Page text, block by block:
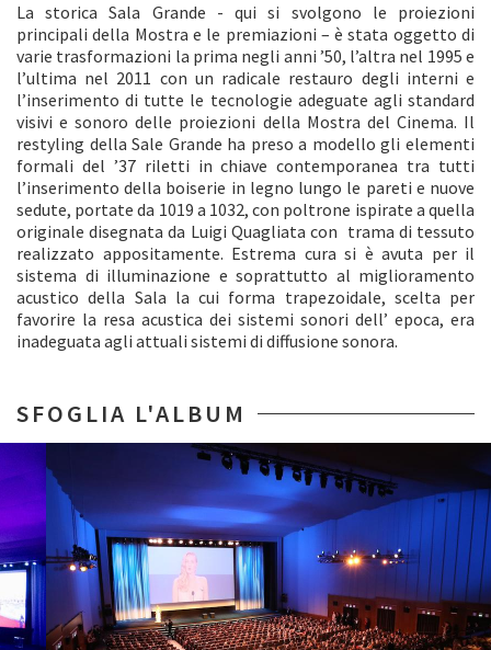
La storica Sala Grande - qui si svolgono le proiezioni
principali della Mostra e le premiazioni – è stata oggetto di
varie trasformazioni la prima negli anni ’50, l’altra nel 1995 e
l’ultima nel 2011 con un radicale restauro degli interni e
l’inserimento di tutte le tecnologie adeguate agli standard
visivi e sonoro delle proiezioni della Mostra del Cinema. Il
restyling della Sale Grande ha preso a modello gli elementi
formali del ’37 riletti in chiave contemporanea tra tutti
l’inserimento della boiserie in legno lungo le pareti e nuove
sedute, portate da 1019 a 1032, con poltrone ispirate a quella
originale disegnata da Luigi Quagliata con trama di tessuto
realizzato appositamente. Estrema cura si è avuta per il
sistema di illuminazione e soprattutto al miglioramento
acustico della Sala la cui forma trapezoidale, scelta per
favorire la resa acustica dei sistemi sonori dell’ epoca, era
inadeguata agli attuali sistemi di diffusione sonora.
SFOGLIA L'ALBUM